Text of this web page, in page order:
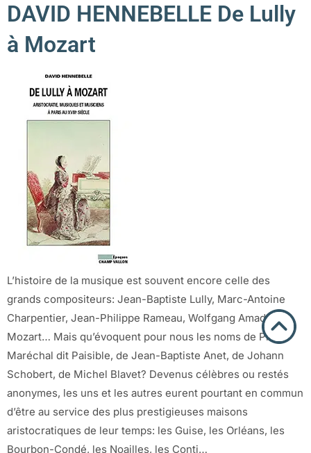
DAVID HENNEBELLE De Lully
à Mozart
L’histoire de la musique est souvent encore celle des
grands compositeurs: Jean-Baptiste Lully, Marc-Antoine
Charpentier, Jean-Philippe Rameau, Wolfgang Amadeus
Mozart… Mais qu’évoquent pour nous les noms de Pierre
Maréchal dit Paisible, de Jean-Baptiste Anet, de Johann
Schobert, de Michel Blavet? Devenus célèbres ou restés
anonymes, les uns et les autres eurent pourtant en commun
d’être au service des plus prestigieuses maisons
aristocratiques de leur temps: les Guise, les Orléans, les
Bourbon-Condé, les Noailles, les Conti…